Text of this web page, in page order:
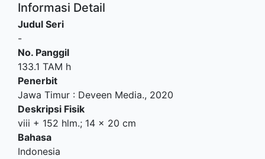
Informasi Detail
Judul Seri
-
No. Panggil
133.1 TAM h
Penerbit
Jawa Timur : Deveen Media., 2020
Deskripsi Fisik
viii + 152 hlm.; 14 x 20 cm
Bahasa
Indonesia